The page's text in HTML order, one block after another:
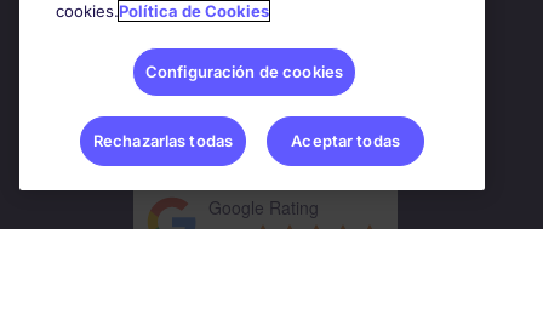
Google Rating
4.8
cookies.Política de Cookies
Configuración de cookies
Rechazarlas todas Aceptar todas